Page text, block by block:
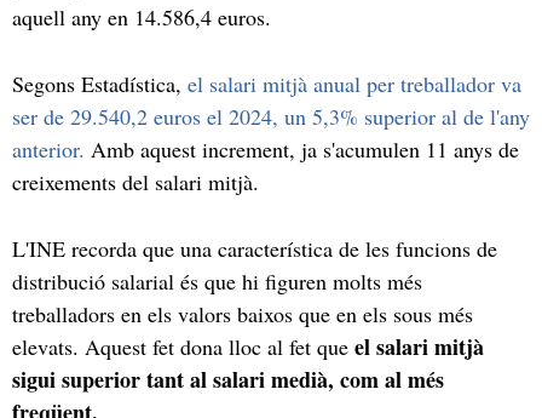
aquell any en 14.586,4 euros.
Segons Estadística, el salari mitjà anual per treballador va
ser de 29.540,2 euros el 2024, un 5,3% superior al de l'any
anterior. Amb aquest increment, ja s'acumulen 11 anys de
creixements del salari mitjà.
L'INE recorda que una característica de les funcions de
distribució salarial és que hi figuren molts més
treballadors en els valors baixos que en els sous més
elevats. Aquest fet dona lloc al fet que el salari mitjà
sigui superior tant al salari medià, com al més
freqüent.